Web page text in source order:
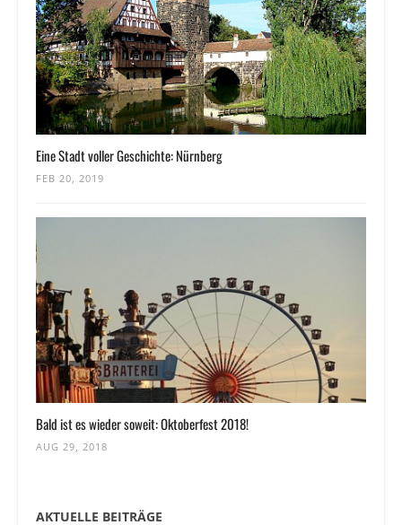
Eine Stadt voller Geschichte: Nürnberg
FEB 20, 2019
Bald ist es wieder soweit: Oktoberfest 2018!
AUG 29, 2018
AKTUELLE BEITRÄGE